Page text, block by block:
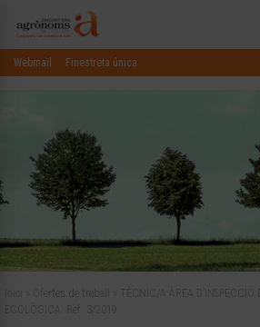
Webmail Finestreta única